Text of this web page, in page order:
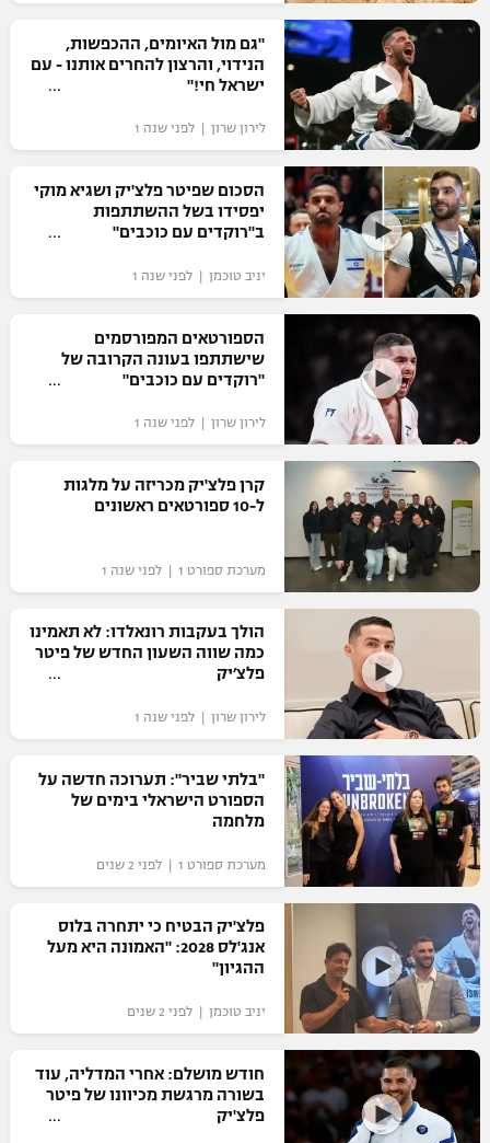
רשיון להקרנה פומבית לבית עסק
הצטרפות לחבילת הערוצים
לוח דרושים – ג'ובנט
תגיות
המגזין
"גם מול האיומים, ההכפשות,
הנידוי, והרצון להחרים אותנו - עם
ישראל חי!"
לירון שרון | לפני שנה 1
הסכום שפיטר פלצ'יק ושגיא מוקי
יפסידו בשל ההשתתפות
ב"רוקדים עם כוכבים"
יניב טוכמן | לפני שנה 1
הספורטאים המפורסמים
שישתתפו בעונה הקרובה של
"רוקדים עם כוכבים‎"
לירון שרון | לפני שנה 1
קרן פלצ'יק מכריזה על מלגות
ל-10 ספורטאים ראשונים
מערכת ספורט 1 | לפני שנה 1
הולך בעקבות רונאלדו: לא תאמינו
כמה שווה השעון החדש של פיטר
פלצ׳יק‎
לירון שרון | לפני שנה 1
"בלתי שביר": תערוכה חדשה על
הספורט הישראלי בימים של
מלחמה
מערכת ספורט 1 | לפני 2 שנים
פלצ'יק הבטיח כי יתחרה בלוס
אנג'לס 2028: "האמונה היא מעל
ההגיון"
יניב טוכמן | לפני 2 שנים
חודש מושלם: אחרי המדליה, עוד
בשורה מרגשת מכיוונו של פיטר
פלצ'יק